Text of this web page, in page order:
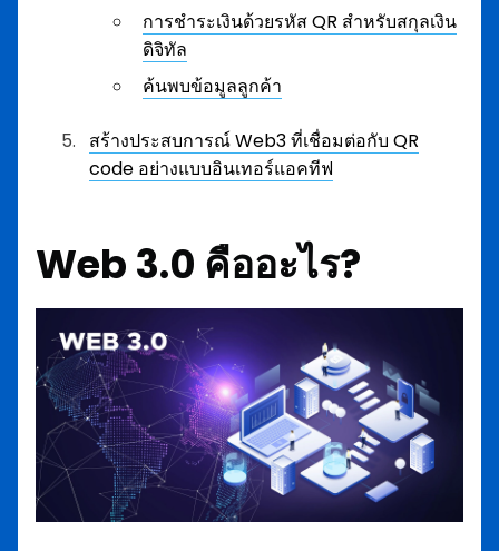
การชำระเงินด้วยรหัส QR สำหรับสกุลเงิน
ดิจิทัล
ค้นพบข้อมูลลูกค้า
สร้างประสบการณ์ Web3 ที่เชื่อมต่อกับ QR
code อย่างแบบอินเทอร์แอคทีฟ
Web 3.0 คืออะไร?